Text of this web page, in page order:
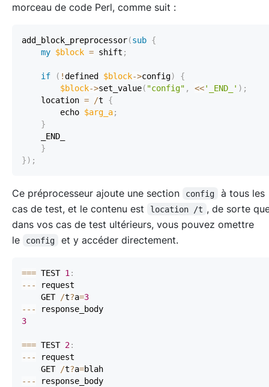
morceau de code Perl, comme suit :
add_block_preprocessor(sub {
my $block = shift ;
if ( !defined $block->config)
{
$block->set_value( "config" , <<'_END_' ) ;
    location
= /t {
        echo
$arg_a;
}
}
}) ;
Ce préprocesseur ajoute une section config
à tous les
cas de test, et le contenu est
location /t , de sorte
dans vos cas de test ultérieurs, vous pouvez omettre
le
config et y accéder directement.
=== TEST 1 :
-- -
    GET
/t?a=3
-- -
3
=== TEST 2:
-- -
    GET
/t?a=
-- -